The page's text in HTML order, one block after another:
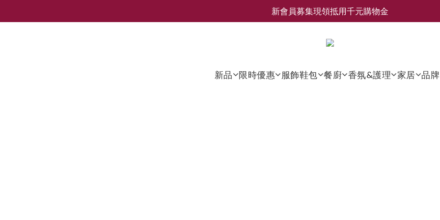
新會員募集現領抵用千元購物金
新會員募集現領抵用千元購物金
新會員募集現領抵用千元購物金
新品 限時優惠 服飾鞋包 餐廚 香氛&護理 家居 品牌